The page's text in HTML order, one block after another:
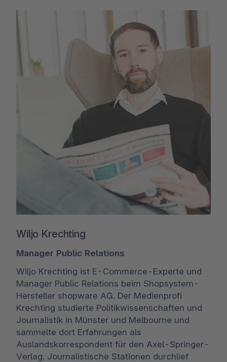
Wiljo Krechting
Manager Public Relations
Wiljo Krechting ist E-Commerce-Experte und
Manager Public Relations beim Shopsystem-
Hersteller shopware AG. Der Medienprofi
Krechting studierte Politikwissenschaften und
Journalistik in Münster und Melbourne und
sammelte dort Erfahrungen als
Auslandskorrespondent für den Axel-Springer-
Verlag. Journalistische Stationen durchlief